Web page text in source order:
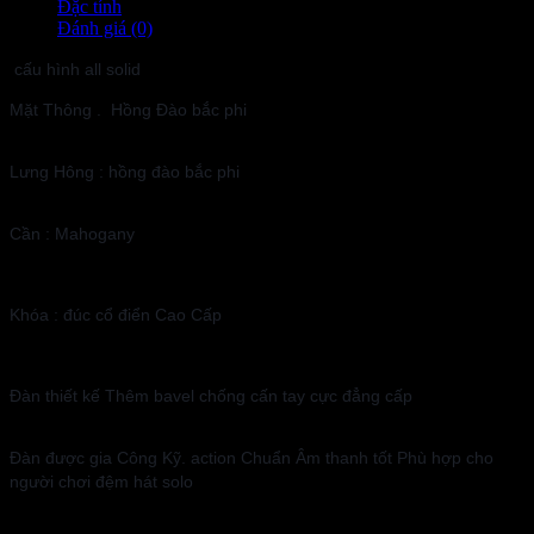
Đặc tính
Đánh giá (0)
cấu hình all solid
Mặt Thông . Hồng Đào bắc phi
Lưng Hông : hồng đào bắc phi
Cần : Mahogany
Khóa : đúc cổ điển Cao Cấp
Đàn thiết kế Thêm bavel chống cấn tay cực đẳng cấp
Đàn được gia Công Kỹ. action Chuẩn Âm thanh tốt Phù hợp cho
người chơi đệm hát solo